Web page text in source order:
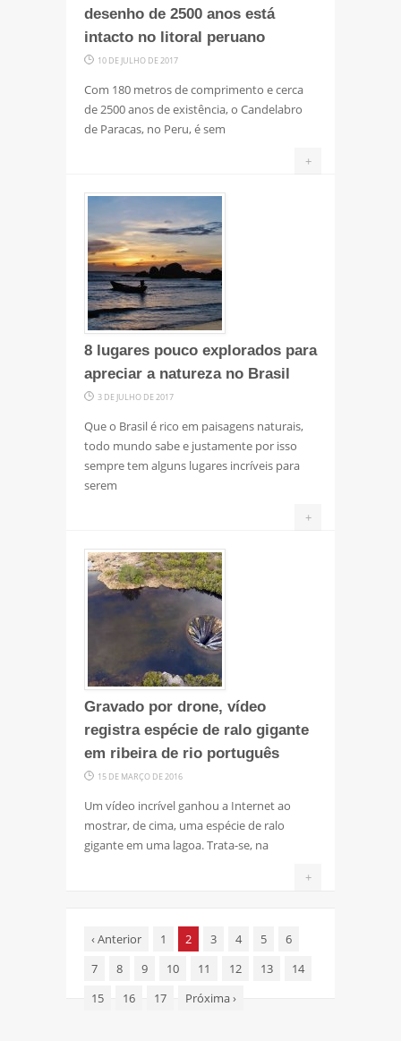
desenho de 2500 anos está
intacto no litoral peruano
10 DE JULHO DE 2017
Com 180 metros de comprimento e cerca
de 2500 anos de existência, o Candelabro
de Paracas, no Peru, é sem
+
8 lugares pouco explorados para
apreciar a natureza no Brasil
3 DE JULHO DE 2017
Que o Brasil é rico em paisagens naturais,
todo mundo sabe e justamente por isso
sempre tem alguns lugares incríveis para
serem
+
Gravado por drone, vídeo
registra espécie de ralo gigante
em ribeira de rio português
15 DE MARÇO DE 2016
Um vídeo incrível ganhou a Internet ao
mostrar, de cima, uma espécie de ralo
gigante em uma lagoa. Trata-se, na
+
‹Anterior 1 2 3 4 5
6
7
8 9 10 11 12 13
14
15
16 17 Próxima›